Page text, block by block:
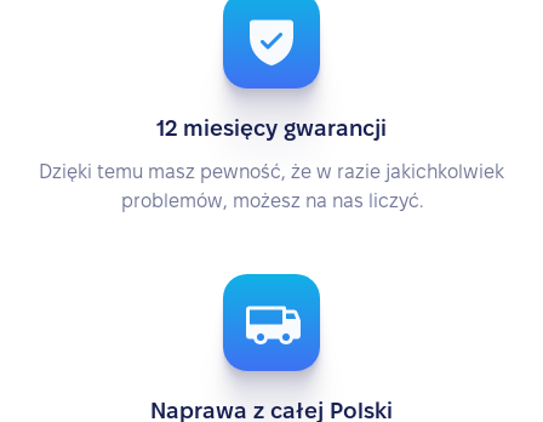
12 miesięcy gwarancji
Dzięki temu masz pewność, że w razie jakichkolwiek
problemów, możesz na nas liczyć.
Naprawa z całej Polski